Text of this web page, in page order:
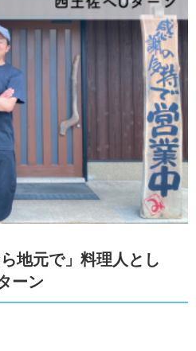
ら地元で」料理人とし
ーン